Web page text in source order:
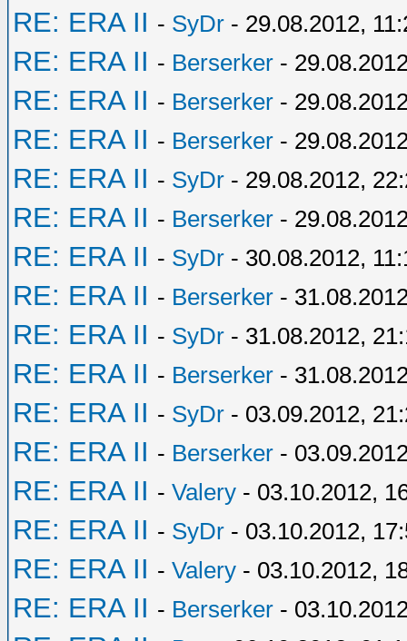
RE: ERA II - SyDr - 29.08.2012,
RE: ERA II - Berserker -
RE: ERA II - Berserker -
RE: ERA II - Berserker -
RE: ERA II - SyDr - 29.08.2012,
RE: ERA II - Berserker -
RE: ERA II - SyDr - 30.08.2012,
RE: ERA II - Berserker -
RE: ERA II - SyDr - 31.08.2012,
RE: ERA II - Berserker -
RE: ERA II - SyDr - 03.09.2012,
RE: ERA II - Berserker -
RE: ERA II - Valery - 03.10.2012,
RE: ERA II - SyDr - 03.10.2012,
RE: ERA II - Valery - 03.10.2012,
RE: ERA II - Berserker -